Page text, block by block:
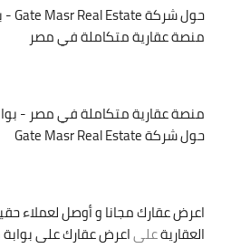
حول شركة Gate Masr Real Estate - بوابة مصر العقارية
منصة عقارية متكاملة في مصر
منصة عقارية متكاملة في مصر -
حول شركة Gate Masr Real Estate
اعرض عقارك مجانا و أوصل لعملاء
العقاريةعلىاعرض عقارك على بوابة